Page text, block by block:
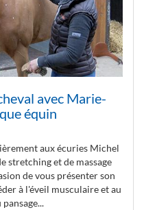
avec Marie-
équin
aux écuries Michel
stretching et de massage
de vous présenter son
à l'éveil musculaire et au